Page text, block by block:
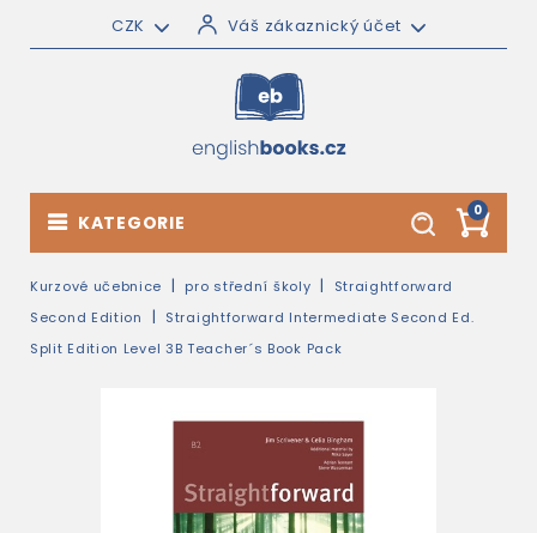
CZK Váš zákaznický účet
0
KATEGORIE
Kurzové učebnice pro střední školy
Straightforward
Second Edition
Straightforward Intermediate Second Ed.
Split Edition Level 3B Teacher´s Book Pack